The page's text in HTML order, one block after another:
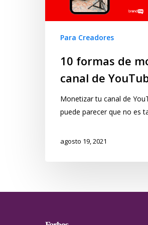
Para Creadores
10 formas de
canal de
Monetizar tu canal de
puede parecer que no es
agosto 19, 2021